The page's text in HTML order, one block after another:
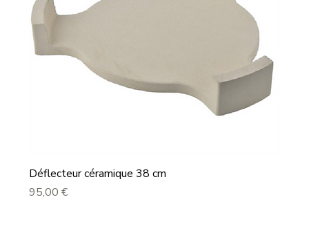
Déflecteur céramique 38 cm
Prix
95,00 €